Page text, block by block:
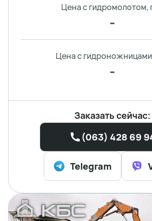
Цена с гидромолотом,
-
Цена с
-
Заказать сейчас:
(063) 428 69
Telegram